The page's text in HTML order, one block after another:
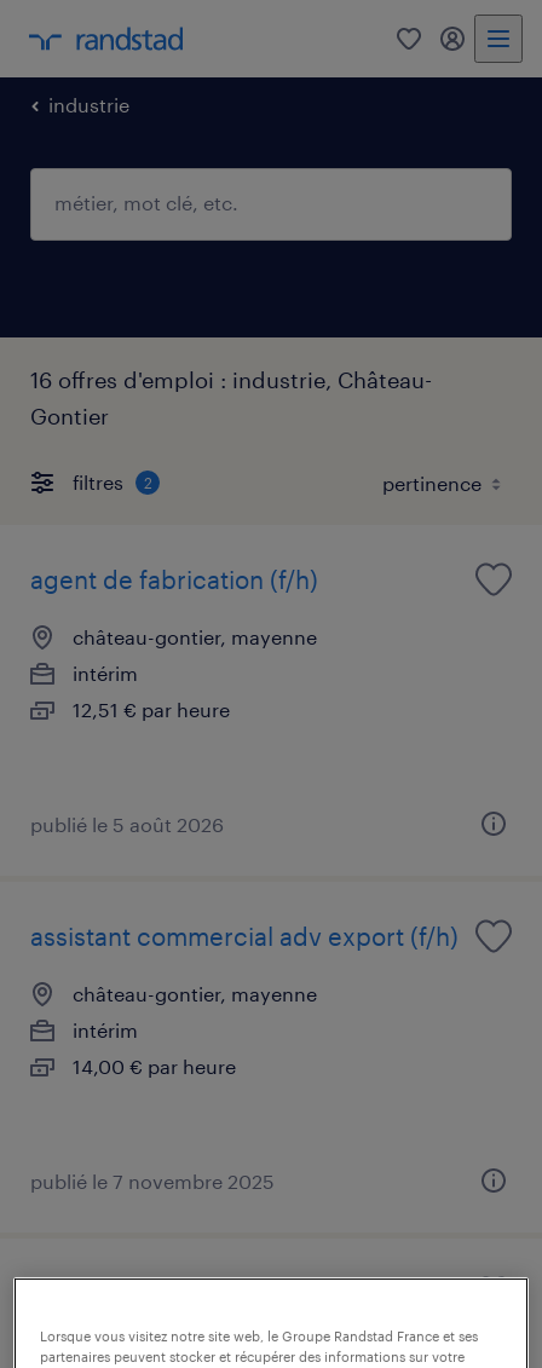
0 mon
industrie
16 offres d'emploi : industrie, Château-
Gontier
filtres 2
agent de fabrication (f/h)
château-gontier, mayenne
intérim
12,51 € par heure
publié le 5 août 2026
assistant commercial adv export (f/h)
château-gontier, mayenne
intérim
14,00 € par heure
publié le 7 novembre 2025
conditionnement) (f/h)
Lorsque vous visitez notre site web, le Groupe Randstad France et ses
partenaires peuvent stocker et récupérer des informations sur votre